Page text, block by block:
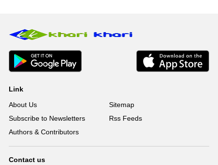
Link
About Us
Sitemap
Subscribe to Newsletters
Rss Feeds
Authors & Contributors
Contact us